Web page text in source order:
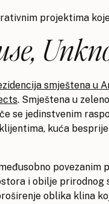
projektima
smještena u
. Smještena u
se jedinstvenim
kuća
i obilje prirodnog
oblika klina